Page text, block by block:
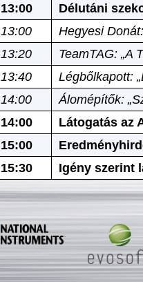
13:00
Délutáni
13:00
Hegyesi
13:20
TeamTAG: „A
13:40
Légbőlkapott:
14:00
Álomépítők:
14:00
Látogatás az
15:00
15:30
Igény szerint